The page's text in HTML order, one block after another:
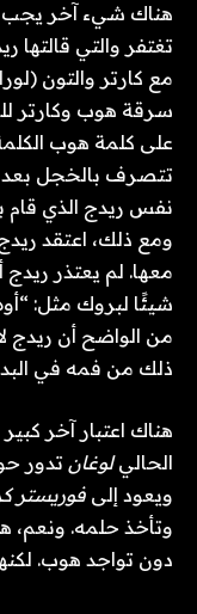
هناك شيء آخر يجب
تغتفر والتي قالتها
مع كارتر والتون
سرقة هوب وكارتر
على كلمة هوب
تتصرف بالخجل بعد
نفس ريدج الذي قام
ومع ذلك، اعتقد
معها. لم يعتذر ريدج
شيئًا لبروك مثل:
من الواضح أن ريدج
ذلك من فمه في
الحاليلوغان تدور
ويعود إلى فوريستر
وتأخذ حلمه. ونعم،
دون تواجد هوب.